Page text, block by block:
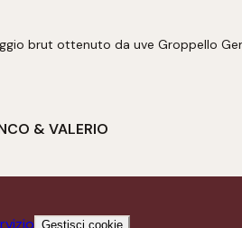
brut ottenuto da uve Groppello
& VALERIO
Gestisci cookie